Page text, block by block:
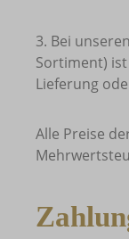
3. Bei
Sortiment)
Lieferung
Alle Preise